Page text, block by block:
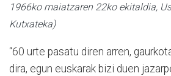
1966ko maiatzaren 22ko ekitaldia,
Kutxateka)
“60 urte pasatu diren arren,
dira, egun euskarak bizi duen